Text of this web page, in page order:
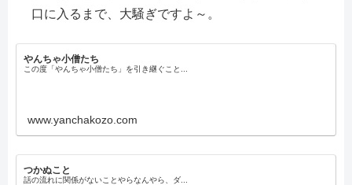
口に入るまで、大騒ぎですよ～。
やんちゃ小僧たち
この度「やんちゃ小僧たち」を引き継ぐこと...
www.yanchakozo.com
つかぬこと
話の流れに関係がないことやらなんやら、ダ...